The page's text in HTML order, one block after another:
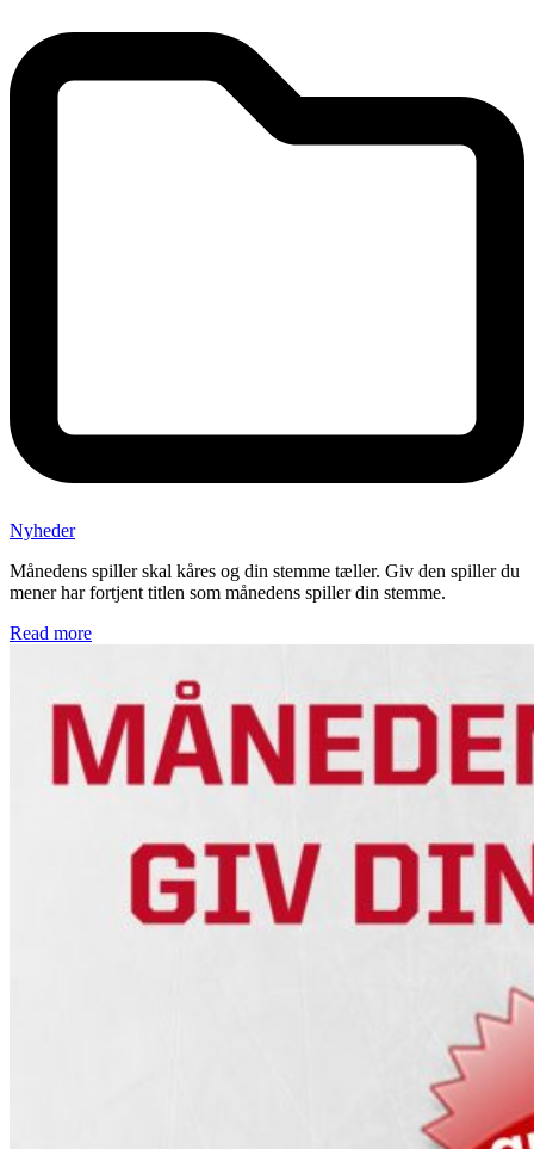
Nyheder
Månedens spiller skal kåres og din stemme tæller. Giv den spiller du
mener har fortjent titlen som månedens spiller din stemme.
Read more